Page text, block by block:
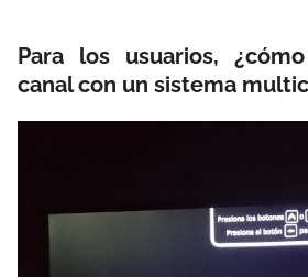
Para los usuarios,
canal con un sistema